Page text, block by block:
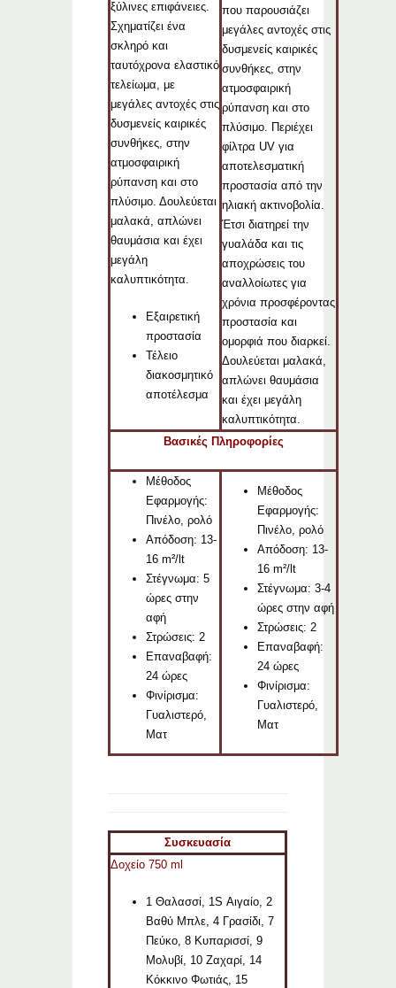
ξύλινες επιφάνειες.
Σχηματίζει ένα
σκληρό και
ταυτόχρονα ελαστικό
τελείωμα, με
μεγάλες αντοχές στις
δυσμενείς καιρικές
συνθήκες, στην
ατμοσφαιρική
ρύπανση και στο
πλύσιμο. Δουλεύεται
μαλακά, απλώνει
θαυμάσια και έχει
μεγάλη
καλυπτικότητα.
Εξαιρετική
προστασία
Τέλειο
διακοσμητικό
αποτέλεσμα
που παρουσιάζει
μεγάλες αντοχές στις
δυσμενείς καιρικές
συνθήκες, στην
ατμοσφαιρική
ρύπανση και στο
πλύσιμο. Περιέχει
φίλτρα UV για
αποτελεσματική
προστασία από την
ηλιακή ακτινοβολία.
Έτσι διατηρεί την
γυαλάδα και τις
αποχρώσεις του
αναλλοίωτες για
χρόνια προσφέροντας
προστασία και
ομορφιά που διαρκεί.
Δουλεύεται μαλακά,
απλώνει θαυμάσια
και έχει μεγάλη
καλυπτικότητα.
Βασικές Πληροφορίες
Μέθοδος
Εφαρμογής:
Πινέλο, ρολό
Απόδοση: 13-
16 m²/lt
Στέγνωμα: 5
ώρες στην
αφή
Στρώσεις: 2
Επαναβαφή:
24 ώρες
Φινίρισμα:
Γυαλιστερό,
Ματ
Μέθοδος
Εφαρμογής:
Πινέλο, ρολό
Απόδοση: 13-
16 m²/lt
Στέγνωμα: 3-4
ώρες στην αφή
Στρώσεις: 2
Επαναβαφή:
24 ώρες
Φινίρισμα:
Γυαλιστερό,
Ματ
Συσκευασία
Δοχείο 750 ml
1 Θαλασσί, 1S Αιγαίο, 2
Βαθύ Μπλε, 4 Γρασίδι, 7
Πεύκο, 8 Κυπαρισσί, 9
Μολυβί, 10 Ζαχαρί, 14
Κόκκινο Φωτιάς, 15